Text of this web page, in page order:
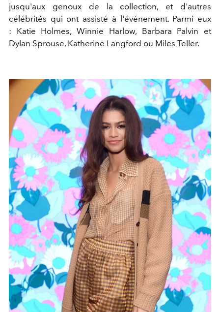
jusqu'aux genoux de la collection, et d'autres
célébrités qui ont assisté à l'événement. Parmi eux
: Katie Holmes, Winnie Harlow, Barbara Palvin et
Dylan Sprouse, Katherine Langford ou Miles Teller.